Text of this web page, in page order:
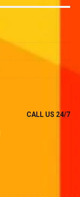
CALL US 24/7